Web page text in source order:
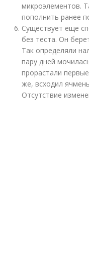
микроэлементов.
пополнить ранее
Существует еще
без теста. Он
Так определяли
пару дней
прорастали
же, всходил
Отсутствие